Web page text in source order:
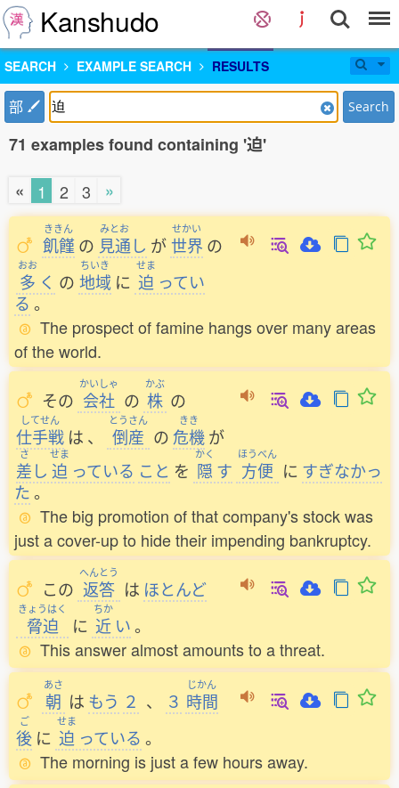
Kanshudo
SEARCH EXAMPLE SEARCH RESULTS
部 Search
71 examples found containing '迫'
« 1 2 3 »
ききん
飢饉 の
みとお
見通し が
せかい
世界 の
おお
多 く の
ちいき
地域 に
せま
迫 ってい
る 。
The prospect of famine hangs over many areas
of the world.
その
かいしゃ
会社 の
かぶ
株 の
してせん
仕手戦 は 、
とうさん
倒産 の
きき
危機が
さ
差し
せま
迫 っている こと を
かく
隠 す
ほうべん
方便 に すぎなかっ
た。
The big promotion of that company's stock was
just a cover-up to hide their impending bankruptcy.
この
へんとう
返答 は ほとんど
きょうはく
脅迫 に
ちか
近 い。
This answer almost amounts to a threat.
あさ
朝 は もう ２ 、 ３
じかん
時間
ご
後 に
せま
迫 っている 。
The morning is just a few hours away.